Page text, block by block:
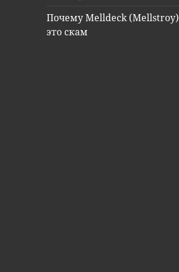
Почему Melldeck (Mellstroy)
это скам